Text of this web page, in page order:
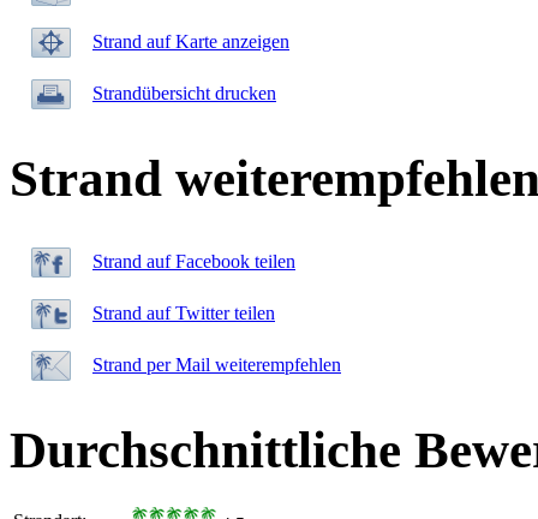
Strand auf Karte anzeigen
Strandübersicht drucken
Strand
Strand auf Facebook teilen
Strand auf Twitter teilen
Strand per Mail weiterempfehlen
Durchschnittliche